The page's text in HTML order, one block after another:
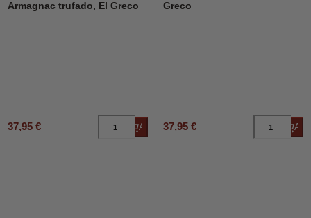
Armagnac trufado, El Greco
37,95 € Añadir al carrito
Greco
37,95 €